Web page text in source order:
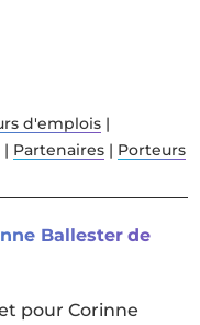
d'emplois|
| Partenaires| Porteurs
Ballester de
pour Corinne